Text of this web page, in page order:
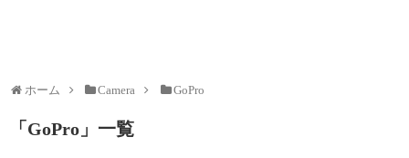
ホーム Camera GoPro
「 GoPro 」 一覧